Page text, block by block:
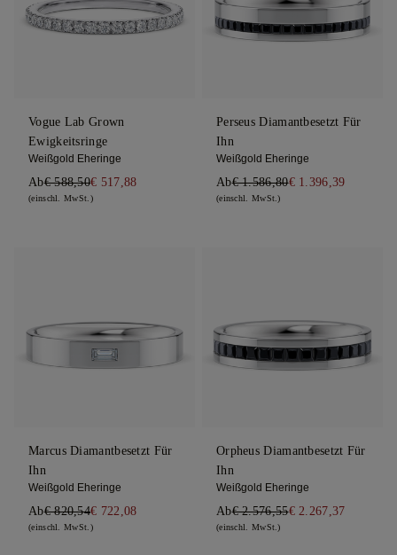
Vogue Lab Grown
Ewigkeitsringe
Weißgold Eheringe
Ab€ 588,50€ 517,88
(einschl. MwSt.)
Perseus Diamantbesetzt Für
Ihn
Weißgold Eheringe
Ab€ 1.586,80€ 1.396,39
(einschl. MwSt.)
Marcus Diamantbesetzt Für
Ihn
Weißgold Eheringe
Ab€ 820,54€ 722,08
(einschl. MwSt.)
Orpheus Diamantbesetzt Für
Ihn
Weißgold Eheringe
Ab€ 2.576,55€ 2.267,37
(einschl. MwSt.)